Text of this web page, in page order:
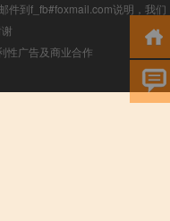
件到f_fb#foxmail.com说明，我们
性广告及商业合作